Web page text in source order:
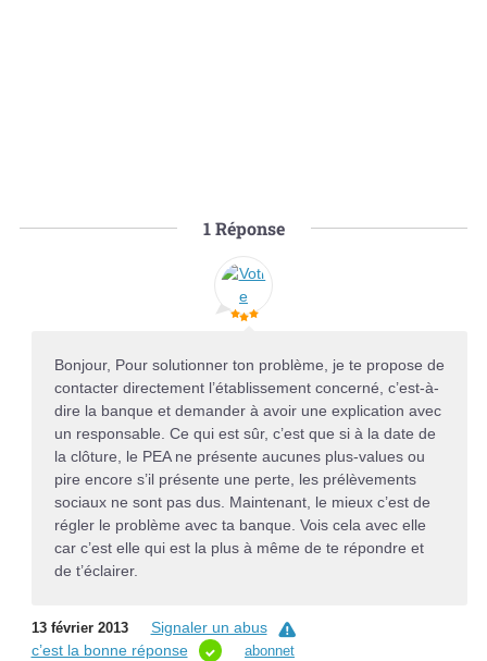
1Réponse
Bonjour, Pour solutionner ton problème, je te propose de
contacter directement l’établissement concerné, c’est-à-
dire la banque et demander à avoir une explication avec
un responsable. Ce qui est sûr, c’est que si à la date de
la clôture, le PEA ne présente aucunes plus-values ou
pire encore s’il présente une perte, les prélèvements
sociaux ne sont pas dus. Maintenant, le mieux c’est de
régler le problème avec ta banque. Vois cela avec elle
car c’est elle qui est la plus à même de te répondre et
de t’éclairer.
13 février 2013
Signaler un abus
c’est la bonne réponse
abonnet